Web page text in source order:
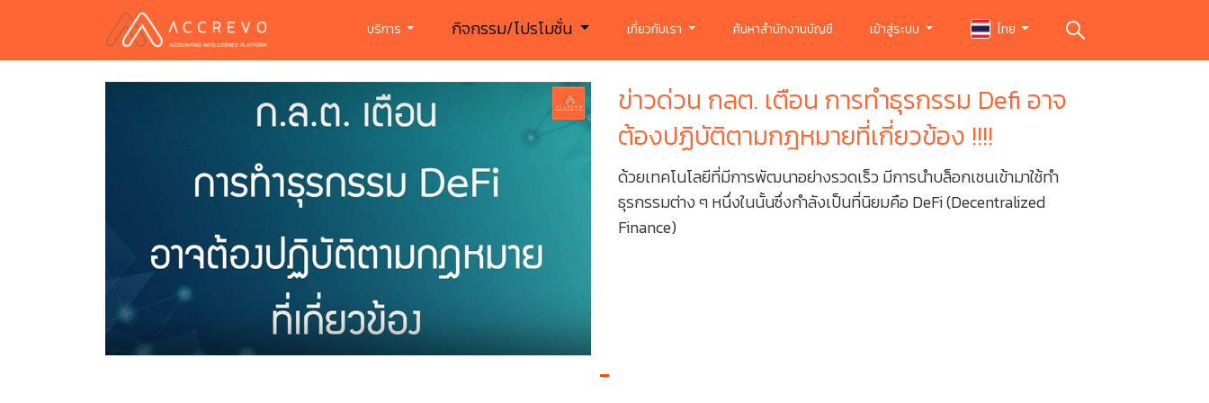
บริการ กิจกรรม/โปรโมชั่น เกี่ยวกับเรา ค้นหาสำนักงานบัญชี เข้าสู่ระบบ ไทย
ข่าวด่วน กลต. เตือน การทำธุรกรรม Defi อาจ
ต้องปฏิบัติตามกฎหมายที่เกี่ยวข้อง !!!!
ด้วยเทคโนโลยีที่มีการพัฒนาอย่างรวดเร็ว มีการนำบล็อกเชนเข้ามาใช้ทำ
ธุรกรรมต่าง ๆ หนึ่งในนั้นซึ่งกำลังเป็นที่นิยมคือ DeFi (Decentralized
Finance)